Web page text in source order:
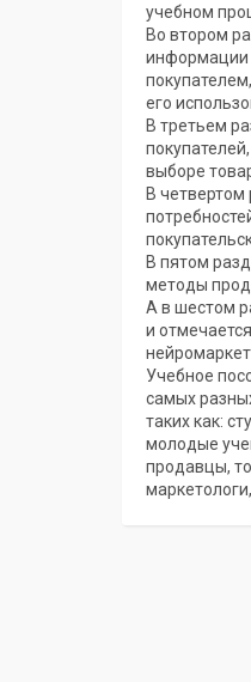
учебном
Во втором
информации
его
В третьем
выборе
В
В пятом
методы
А в шестом
и
Учебное
самых
таких как:
молодые
продавцы,